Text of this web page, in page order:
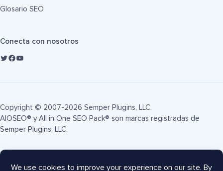
Glosario SEO
Conecta con nosotros
Copyright © 2007-2026 Semper Plugins, LLC.
AIOSEO® y All in One SEO Pack® son marcas registradas de
Semper Plugins, LLC.
Términos de servicio
Divulgación FTC
Mapa del sitio Cupón AIOSEO